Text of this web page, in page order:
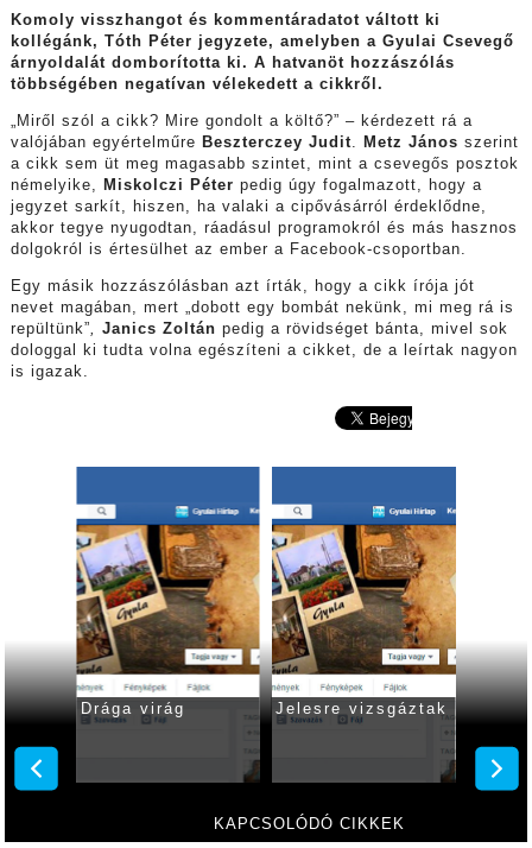
Komoly visszhangot és kommentáradatot váltott ki
kollégánk, Tóth Péter jegyzete, amelyben a Gyulai Csevegő
árnyoldalát domborította ki. A hatvanöt hozzászólás
többségében negatívan vélekedett a cikkről.
„Miről szól a cikk? Mire gondolt a költő?” – kérdezett rá a
valójában egyértelműre Beszterczey Judit. Metz János szerint
a cikk sem üt meg magasabb szintet, mint a csevegős posztok
némelyike,
Miskolczi Péter pedig úgy fogalmazott, hogy a
jegyzet sarkít, hiszen, ha valaki a cipővásárról érdeklődne,
akkor tegye nyugodtan, ráadásul programokról és más hasznos
dolgokról is értesülhet az ember a Facebook-csoportban.
Egy másik hozzászólásban azt írták, hogy a cikk írója jót
nevet magában, mert „dobott egy bombát nekünk, mi meg rá is
repültünk”
Janics Zoltán pedig a rövidséget bánta, mivel sok
dologgal ki tudta volna egészíteni a cikket, de a leírtak nagyon
is igazak.
KAPCSOLÓDÓ CIKKEK
Drága virág Jelesre vizsgáztak